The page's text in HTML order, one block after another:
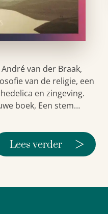
van der Braak,
van de religie, een
en zingeving.
boek, Een stem…
Lees verder >